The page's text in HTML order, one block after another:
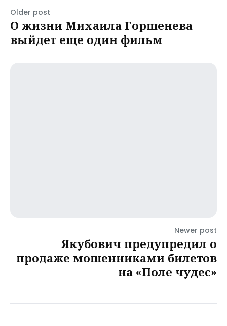
Older post
О жизни Михаила Горшенева
выйдет еще один фильм
Newer post
Якубович предупредил о
продаже мошенниками билетов
на «Поле чудес»